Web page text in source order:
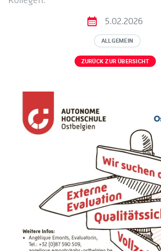
5.02.2026
ALLGEMEIN
ZURÜCK ZUR ÜBERSICHT